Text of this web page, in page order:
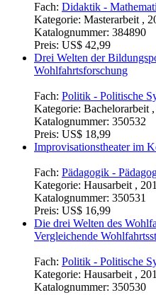
Fach: Didaktik -
Kategorie: Masterarbeit ,
Katalognummer: 384890
Preis: US$ 42,99
Drei Welten der
Wohlfahrtsforschung
Fach: Politik - Politische
Kategorie: Bachelorarbeit
Katalognummer: 350532
Preis: US$ 18,99
Improvisationstheater im
Fach: Pädagogik -
Kategorie: Hausarbeit ,
Katalognummer: 350531
Preis: US$ 16,99
Die drei Welten des
Vergleichende
Fach: Politik - Politische
Kategorie: Hausarbeit ,
Katalognummer: 350530